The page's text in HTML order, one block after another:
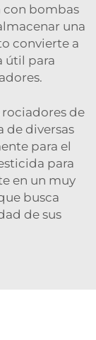
con bombas
una
convierte a
útil para
de
de diversas
para el
para
en un muy
busca
de sus